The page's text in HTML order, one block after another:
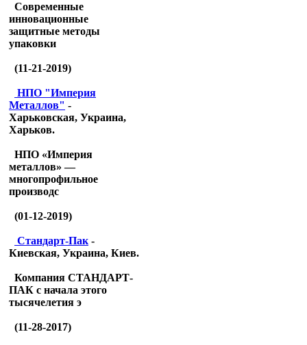
Современные
инновационные
защитные методы
упаковки
(11-21-2019)
НПО "Империя
Металлов" -
Харьковская, Украина,
Харьков.
НПО «Империя
металлов» —
многопрофильное
производс
(01-12-2019)
Стандарт-Пак -
Киевская, Украина, Киев.
Компания СТАНДАРТ-
ПАК с начала этого
тысячелетия э
(11-28-2017)